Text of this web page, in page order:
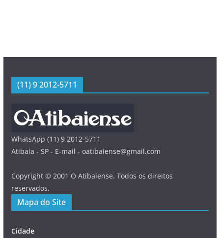
(11) 9 2012-5711
WhatsApp (11) 9 2012-5711
Atibaia - SP - E-mail - oatibaiense@gmail.com
Copyright © 2001 O Atibaiense. Todos os direitos
reservados.
Mapa do Site
Cidade